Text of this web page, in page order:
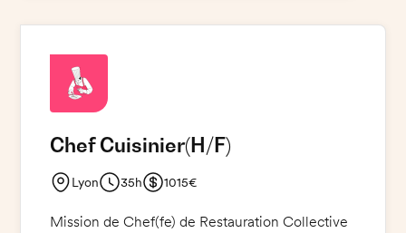
des activités traiteur haut de gamme ainsi que
des repas de Noël.
Chef Cuisinier(H/F)
Lyon 35h 1015€
Mission de Chef(fe) de Restauration Collective